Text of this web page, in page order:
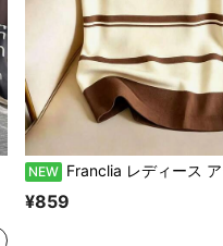
NEW Franclia レディース アシンメトリー ストライプ ラウンドネック 万
¥859